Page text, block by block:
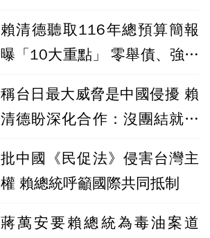
賴清德聽取116年總預算簡報
曝「10大重點」 零舉債、強化
稱台日最大威脅是中國侵擾 賴
清德盼深化合作：沒團結就沒
批中國《民促法》侵害台灣主
權 賴總統呼籲國際共同抵制
蔣萬安要賴總統為毒油案道